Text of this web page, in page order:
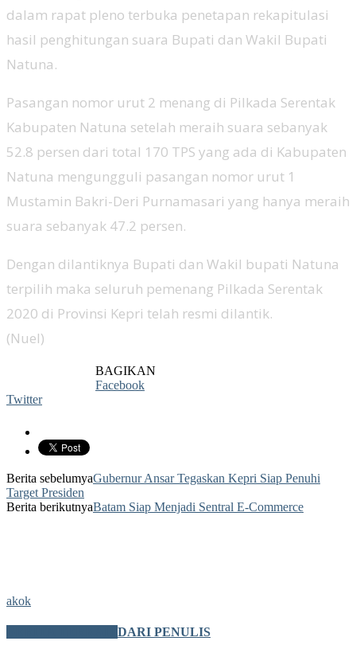
dalam rapat pleno terbuka penetapan rekapitulasi
hasil penghitungan suara Bupati dan Wakil Bupati
Natuna.
Pasangan nomor urut 2 menang di Pilkada Serentak
Kabupaten Natuna setelah meraih suara sebanyak
52.8 persen dari total 170 TPS yang ada di Kabupaten
Natuna mengungguli pasangan nomor urut 1
Mustamin Bakri-Deri Purnamasari yang hanya meraih
suara sebanyak 47.2 persen.
Dengan dilantiknya Bupati dan Wakil bupati Natuna
terpilih maka seluruh pemenang Pilkada Serentak
2020 di Provinsi Kepri telah resmi dilantik.
(Nuel)
BAGIKAN
Facebook
Twitter
Berita sebelumyaGubernur Ansar Tegaskan Kepri Siap Penuhi
Target Presiden
Berita berikutnyaBatam Siap Menjadi Sentral E-Commerce
akok
DARI PENULIS